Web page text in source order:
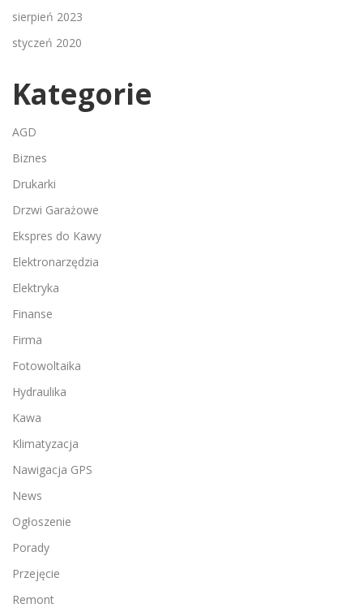
sierpień 2023
styczeń 2020
Kategorie
AGD
Biznes
Drukarki
Drzwi Garażowe
Ekspres do Kawy
Elektronarzędzia
Elektryka
Finanse
Firma
Fotowoltaika
Hydraulika
Kawa
Klimatyzacja
Nawigacja GPS
News
Ogłoszenie
Porady
Przejęcie
Remont